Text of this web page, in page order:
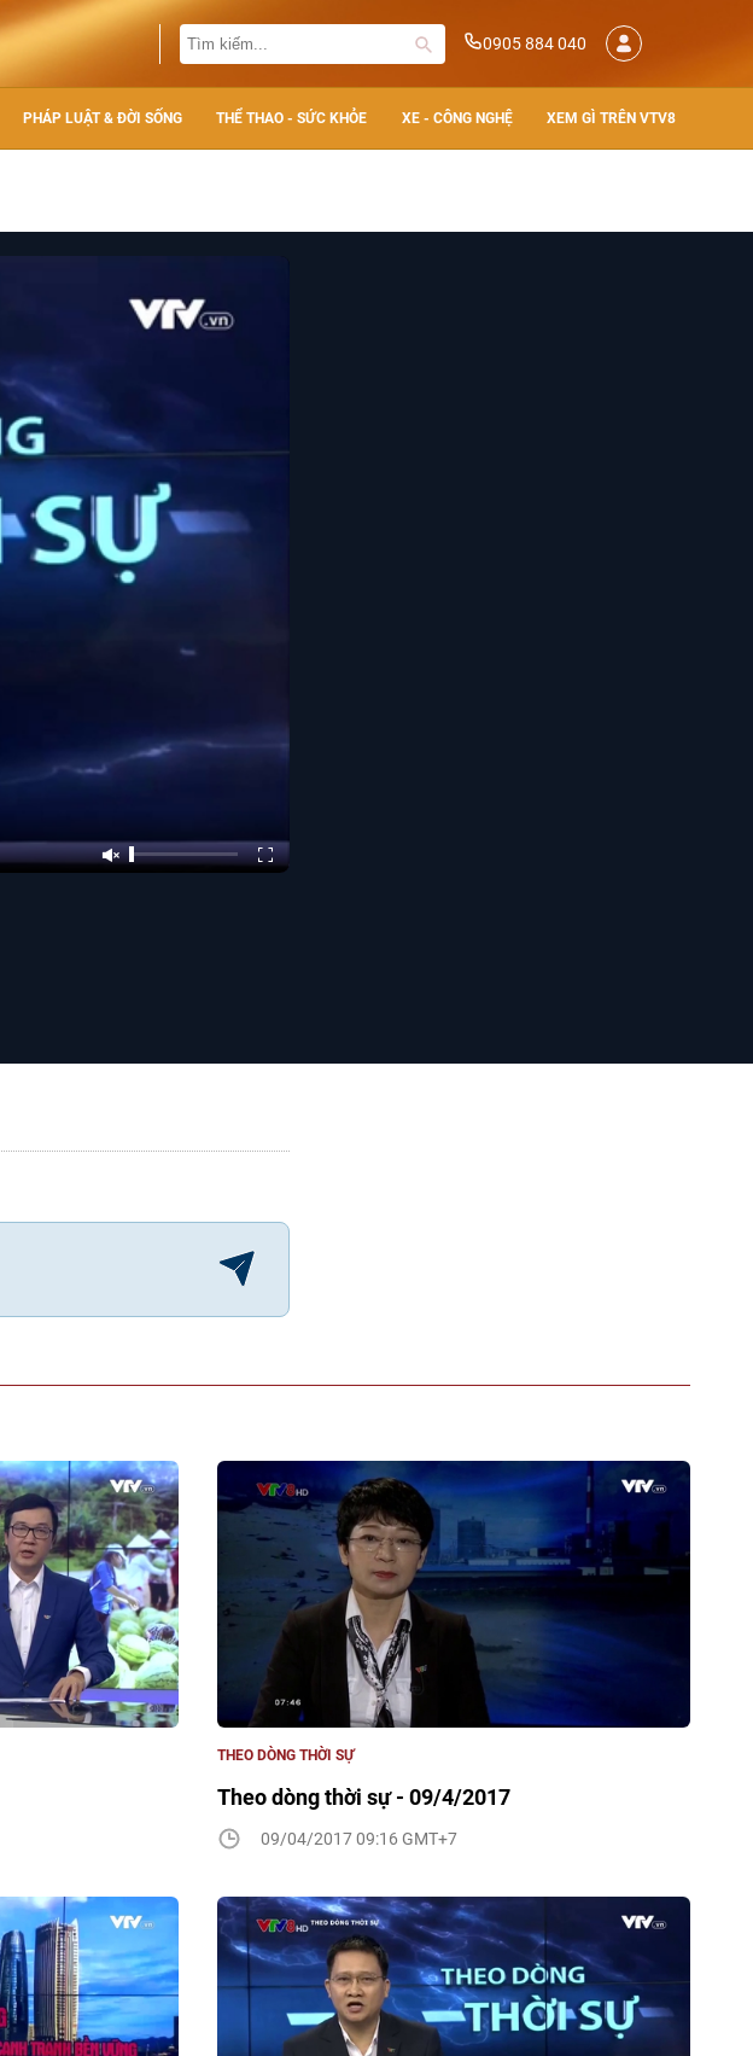
0905 884 040
PHÁP LUẬT & ĐỜI SỐNG THỂ THAO - SỨC KHỎE XE - CÔNG NGHỆ XEM GÌ TRÊN VTV8
Theo dòng thời sự - 09/4/2017
THEO DÒNG THỜI SỰ
09/04/2017 09:16 GMT+7